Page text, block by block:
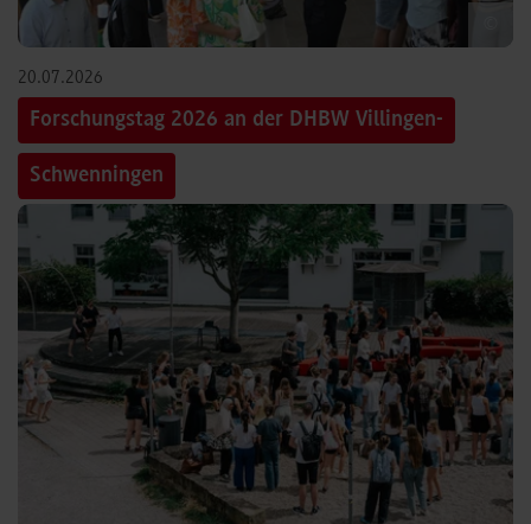
20.07.2026
Forschungstag 2026 an der DHBW Villingen-
Schwenningen